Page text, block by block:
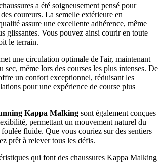
a été soigneusement pensé pour
coureurs. La semelle extérieure en
assure une excellente adhérence, même
glissantes. Vous pouvez ainsi courir en toute
le terrain.
une circulation optimale de l'air, maintenant
sec, même lors des courses les plus intenses. De
un confort exceptionnel, réduisant les
pour une expérience de course plus
Kappa Malking sont également conçues
permettant un mouvement naturel du
fluide. Que vous couriez sur des sentiers
prêt à relever tous les défis.
qui font des chaussures Kappa Malking